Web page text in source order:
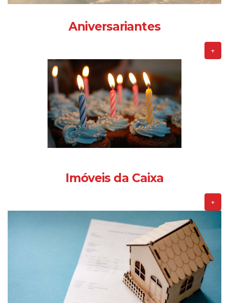
Aniversariantes
+
Imóveis da Caixa
+